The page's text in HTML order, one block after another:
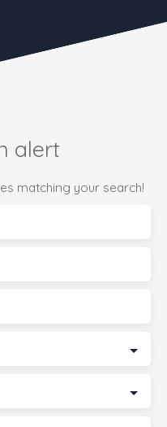
alert
matching your search!